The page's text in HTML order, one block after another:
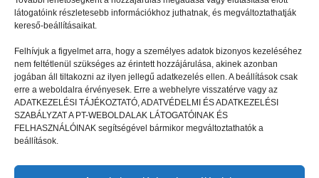
látogatóink részletesebb információkhoz juthatnak, és megváltoztathatják
kereső-beállításaikat.
Felhívjuk a figyelmet arra, hogy a személyes adatok bizonyos kezeléséhez
nem feltétlenül szükséges az érintett hozzájárulása, akinek azonban
jogában áll tiltakozni az ilyen jellegű adatkezelés ellen. A beállítások csak
erre a weboldalra érvényesek. Erre a webhelyre visszatérve vagy az
ADATKEZELÉSI TÁJÉKOZTATÓ, ADATVÉDELMI ÉS ADATKEZELÉSI
SZABÁLYZAT A PT-WEBOLDALAK LÁTOGATÓINAK ÉS
FELHASZNÁLÓINAK segítségével bármikor megváltoztathatók a
beállítások.
EGYÉB 2023.11.05.
Újra a suliban